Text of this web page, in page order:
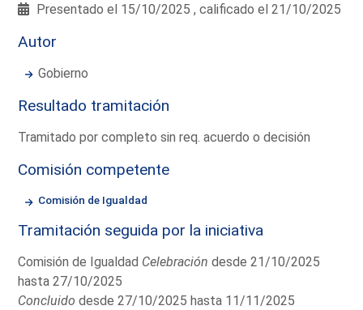
Presentado el 15/10/2025 , calificado el 21/10/2025
Autor
Gobierno
Resultado tramitación
Tramitado por completo sin req. acuerdo o decisión
Comisión competente
Comisión de Igualdad
Tramitación seguida por la iniciativa
Comisión de Igualdad Celebración desde 21/10/2025
hasta 27/10/2025
Concluido desde 27/10/2025 hasta 11/11/2025